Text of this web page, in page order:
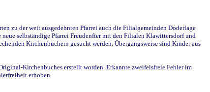
zu der weit ausgedehnten Pfarrei auch die Filialgemeinden Doderlage
selbständige Pfarrei Freudenfier mit den Filialen Klawittersdorf und
Kirchenbüchern gesucht werden. Übergangsweise sind Kinder aus
Kirchenbuches erstellt worden. Erkannte zweifelsfreie Fehler im
erhoben.